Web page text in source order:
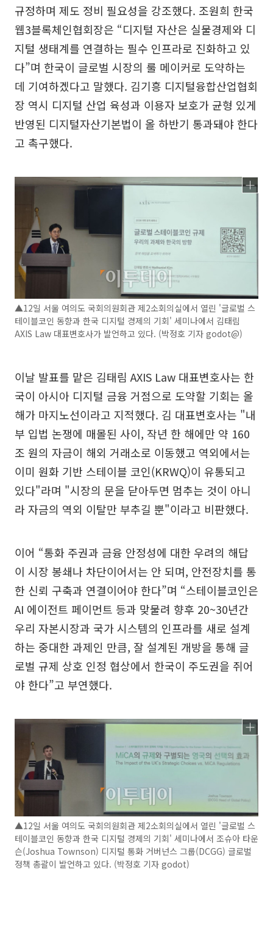
규정하며 제도 정비 필요성을 강조했다. 조원희 한국
웹3블록체인협회장은 “디지털 자산은 실물경제와 디
지털 생태계를 연결하는 필수 인프라로 진화하고 있
다”며 한국이 글로벌 시장의 룰 메이커로 도약하는
데 기여하겠다고 말했다. 김기흥 디지털융합산업협회
장 역시 디지털 산업 육성과 이용자 보호가 균형 있게
반영된 디지털자산기본법이 올 하반기 통과돼야 한다
고 촉구했다.
▲12일 서울 여의도 국회의원회관 제2소회의실에서 열린 '글로벌 스
테이블코인 동향과 한국 디지털 경제의 기회' 세미나에서 김태림
AXIS Law 대표변호사가 발언하고 있다. (박정호 기자 godot@)
이날 발표를 맡은 김태림 AXIS Law 대표변호사는 한
국이 아시아 디지털 금융 거점으로 도약할 기회는 올
해가 마지노선이라고 지적했다. 김 대표변호사는 "내
부 입법 논쟁에 매몰된 사이, 작년 한 해에만 약 160
조 원의 자금이 해외 거래소로 이동했고 역외에서는
이미 원화 기반 스테이블 코인(KRWQ)이 유통되고
있다"라며 "시장의 문을 닫아두면 멈추는 것이 아니
라 자금의 역외 이탈만 부추길 뿐"이라고 비판했다.
이어 “통화 주권과 금융 안정성에 대한 우려의 해답
이 시장 봉쇄나 차단이어서는 안 되며, 안전장치를 통
한 신뢰 구축과 연결이어야 한다”며 “스테이블코인은
AI 에이전트 페이먼트 등과 맞물려 향후 20~30년간
우리 자본시장과 국가 시스템의 인프라를 새로 설계
하는 중대한 과제인 만큼, 잘 설계된 개방을 통해 글
로벌 규제 상호 인정 협상에서 한국이 주도권을 쥐어
야 한다”고 부연했다.
▲12일 서울 여의도 국회의원회관 제2소회의실에서 열린 '글로벌 스
테이블코인 동향과 한국 디지털 경제의 기회' 세미나에서 조슈아 타운
슨(Joshua Townson) 디지털 통화 거버넌스 그룹(DCGG) 글로벌
정책 총괄이 발언하고 있다. (박정호 기자 godot)